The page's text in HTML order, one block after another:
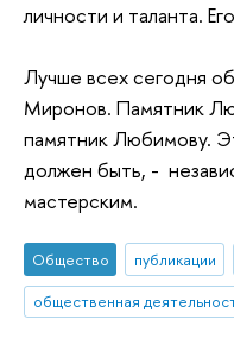
личности и таланта.
Лучше всех сегодня
Миронов. Памятник
памятник Любимову.
должен быть, -
мастерским.
Общество публикации
общественная